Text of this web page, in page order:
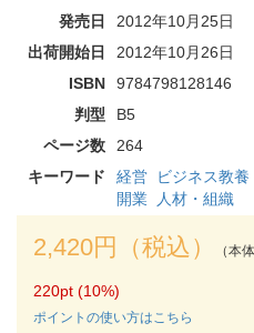
発売日
2012年10月25日
出荷開始日
2012年10月26日
ISBN
9784798128146
判型
B5
ページ数
264
キーワード
経営 ビジネス教養
開業
人材・組織
2,420円（税込） （本
220pt (10%)
ポイントの使い方はこちら